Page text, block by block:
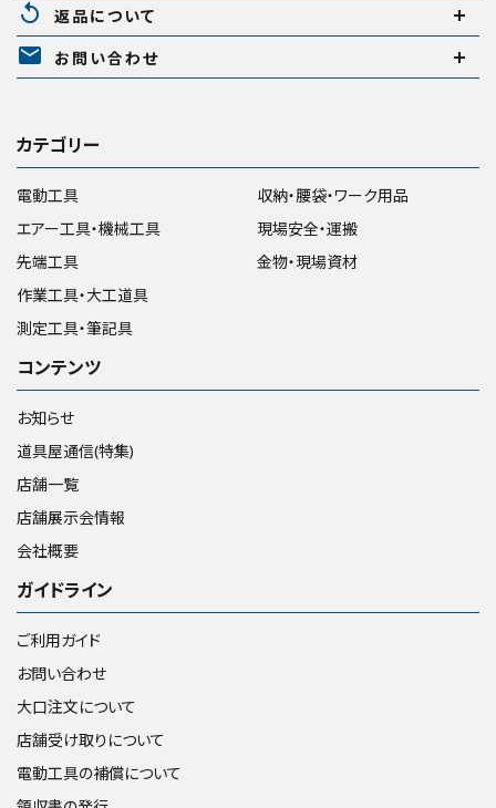
replay 返品について
mail お問い合わせ
カテゴリー
電動工具
エアー工具・機械工具
先端工具
作業工具・大工道具
測定工具・筆記具
収納・腰袋・ワーク用品
現場安全・運搬
金物・現場資材
コンテンツ
お知らせ
道具屋通信(特集)
店舗一覧
店舗展示会情報
会社概要
ガイドライン
ご利用ガイド
お問い合わせ
大口注文について
店舗受け取りについて
電動工具の補償について